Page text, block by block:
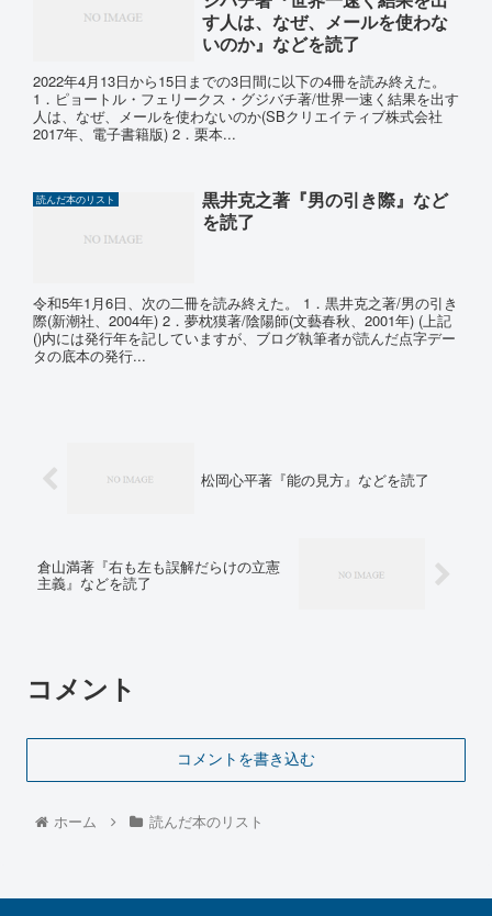
す人は、なぜ、メールを使わな
いのか』などを読了
2022年4月13日から15日までの3日間に以下の4冊を読み終えた。
1．ピョートル・フェリークス・グジバチ著/世界一速く結果を出す
人は、なぜ、メールを使わないのか(SBクリエイティブ株式会社
2017年、電子書籍版) 2．栗本...
読んだ本のリスト
黒井克之著『男の引き際』など
を読了
令和5年1月6日、次の二冊を読み終えた。 1．黒井克之著/男の引き
際(新潮社、2004年) 2．夢枕獏著/陰陽師(文藝春秋、2001年) (上記
()内には発行年を記していますが、ブログ執筆者が読んだ点字デー
タの底本の発行...
松岡心平著『能の見方』などを読了
倉山満著『右も左も誤解だらけの立憲
主義』などを読了
コメント
コメントを書き込む
ホーム 読んだ本のリスト